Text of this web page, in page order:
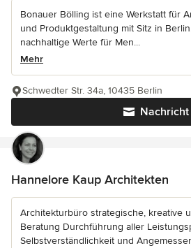
Bonauer Bölling ist eine Werkstatt für
und Produktgestaltung mit Sitz in
nachhaltige Werte für Men...
Mehr
Nachricht
Schwedter Str. 34a, 10435 Berlin
Hannelore Kaup Architekten
Architekturbüro strategische, kreative
Beratung Durchführung aller
Selbstverständlichkeit und